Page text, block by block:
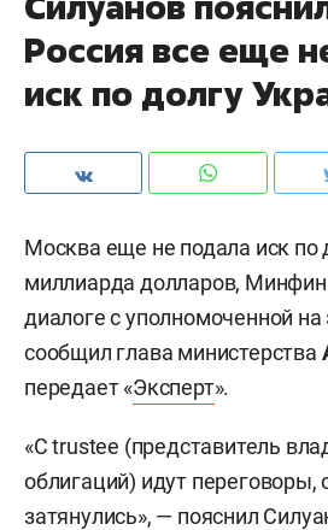
Россия все еще
иск по долгу
Москва еще не подала иск по
миллиарда долларов, Минфин
диалоге с уполномоченной на
сообщил глава министерства
передает «Эксперт».
«С trustee (представитель
облигаций) идут
затянулись», — пояснил